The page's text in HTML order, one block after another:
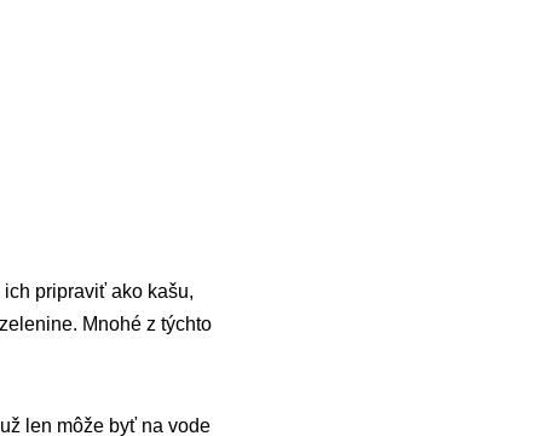
pripraviť ako kašu,
Mnohé z týchto
len môže byť na vode